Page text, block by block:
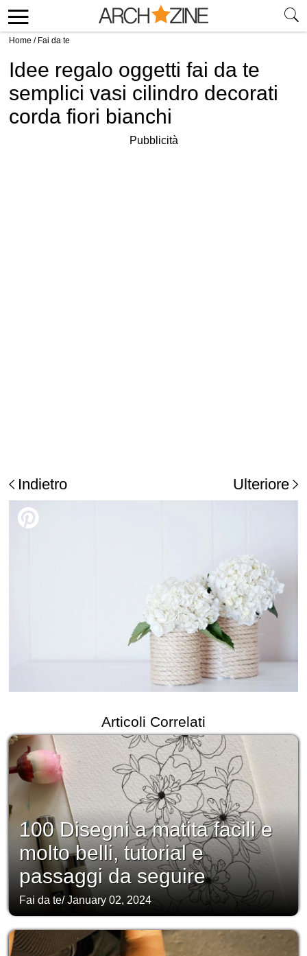
Home / Fai da te
Idee regalo oggetti fai da te
semplici vasi cilindro decorati
corda fiori bianchi
Pubblicità
Indietro Ulteriore
Articoli Correlati
100 Disegni a matita facili e
molto belli, tutorial e
passaggi da seguire
Fai da te/January 02, 2024